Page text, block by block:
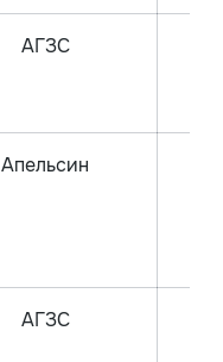
АГЗС
Апельсин
АГЗС